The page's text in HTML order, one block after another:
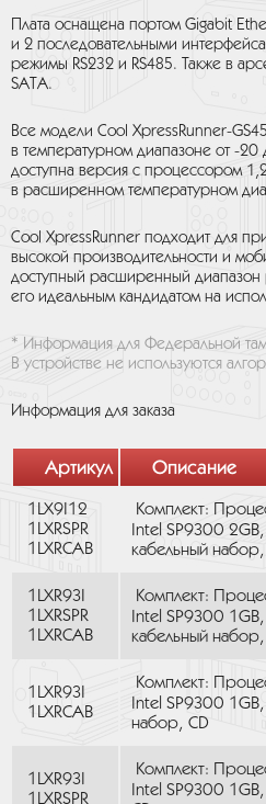
Плата оснащена портом Gigabit
и 2 последовательными
режимы RS232 и RS485. Также в
SATA.
Все модели Cool XpressRunner-
в температурном диапазоне от -
доступна версия с процессором
в расширенном температурном
Cool XpressRunner подходит для
высокой производительности и
доступный расширенный диапазон
его идеальным кандидатом на
* Информация для Федеральной
В устройстве не используются
Информация для заказа
Артикул Описание
1LX9I12
1LXRSPR
1LXRCAB
Комплект:
Intel SP9300
кабельный набор,
1LXR93I
1LXRSPR
1LXRCAB
Комплект:
Intel SP9300
кабельный набор,
1LXR93I
1LXRCAB
Комплект:
Intel SP9300
набор, CD
1LXR93I
1LXRSPR
Комплект:
Intel SP9300